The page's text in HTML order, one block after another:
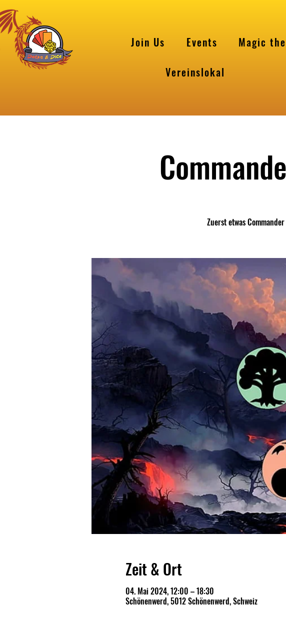
Join Us Events Magic
Vereinslokal
Zuerst etwas
Zeit & Ort
04. Mai 2024, 12:00 – 18:30
Schönenwerd, 5012 Schönenwerd, Schweiz